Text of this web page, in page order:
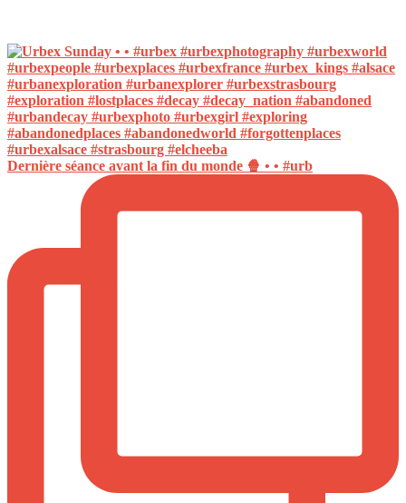
Dernière séance avant la fin du monde 🍿 • • #urb